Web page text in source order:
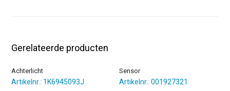
Gerelateerde producten
Achterlicht
Artikelnr.: 1K6945093J
Sensor
Artikelnr.: 001927321